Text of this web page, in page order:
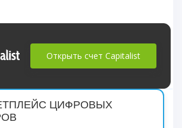
Открыть счет Capitalist
ЦИФРОВЫХ